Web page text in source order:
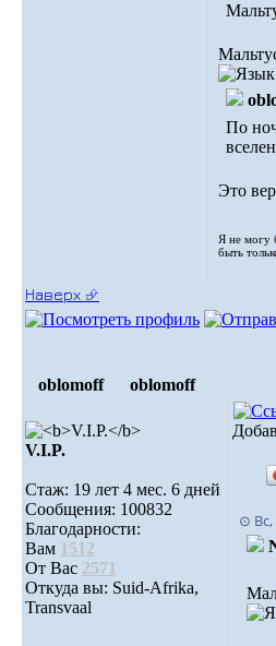
По
Это
Я не могу
быть
Наверх ⮵
oblomoff oblomoff
V.I.P.
Стаж: 19 лет 4 мес. 6 дней
Сообщения: 100832
Благодарности:
Вам 1512
От Вас 2571
Откуда вы: Suid-Afrika,
Transvaal
⊙ Вс,